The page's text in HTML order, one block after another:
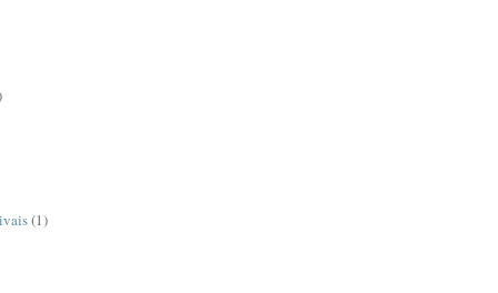
(1)